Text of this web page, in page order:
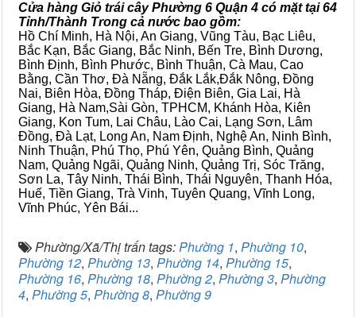
Cửa hàng Giỏ trái cây Phường 6 Quận 4 có mặt tại 64
Tỉnh/Thành Trong cả nước bao gồm:
Hồ Chí Minh, Hà Nội, An Giang, Vũng Tàu, Bạc Liêu,
Bắc Kạn, Bắc Giang, Bắc Ninh, Bến Tre, Bình Dương,
Bình Định, Bình Phước, Bình Thuận, Cà Mau, Cao
Bằng, Cần Thơ, Đà Nẵng, Đắk Lắk,Đắk Nông, Đồng
Nai, Biên Hòa, Đồng Tháp, Điện Biên, Gia Lai, Hà
Giang, Hà Nam,Sài Gòn, TPHCM, Khánh Hòa, Kiên
Giang, Kon Tum, Lai Châu, Lào Cai, Lạng Sơn, Lâm
Đồng, Đà Lạt, Long An, Nam Định, Nghệ An, Ninh Bình,
Ninh Thuận, Phú Thọ, Phú Yên, Quảng Bình, Quảng
Nam, Quảng Ngãi, Quảng Ninh, Quảng Trị, Sóc Trăng,
Sơn La, Tây Ninh, Thái Bình, Thái Nguyên, Thanh Hóa,
Huế, Tiền Giang, Trà Vinh, Tuyên Quang, Vĩnh Long,
Vĩnh Phúc, Yên Bái...
Phường/Xã/Thị trấn tags:Phường 1, Phường 10,
Phường 12, Phường 13, Phường 14, Phường 15,
Phường 16, Phường 18, Phường 2, Phường 3, Phường
4, Phường 5, Phường 8, Phường 9